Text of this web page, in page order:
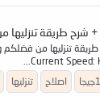
Current Speed:
اصلاح تنزليها